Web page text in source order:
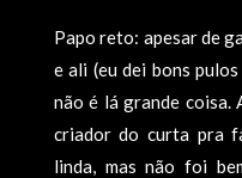
Papo reto: apesar de
e ali (eu dei bons
não é lá grande coisa.
criador do curta pra
linda, mas não foi